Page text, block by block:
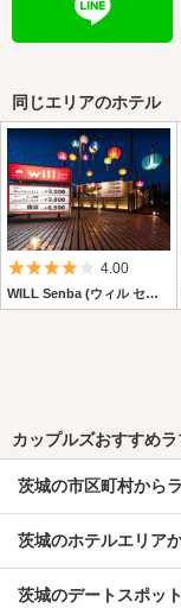
同じエリアのホテル
5つ星のうち4
4.00
WILL Senba (ウィル センバ)
カップルズおすすめ
茨城の市区町村から
茨城のホテルエリア
茨城のデートスポッ